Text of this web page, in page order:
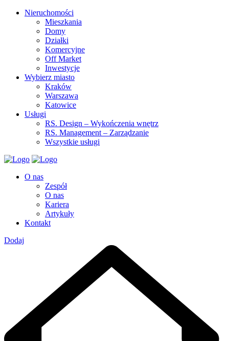
Nieruchomości
Mieszkania
Domy
Działki
Komercyjne
Off Market
Inwestycje
Wybierz miasto
Kraków
Warszawa
Katowice
Usługi
RS. Design – Wykończenia wnętrz
RS. Management – Zarządzanie
Wszystkie usługi
O nas
Zespół
O nas
Kariera
Artykuły
Kontakt
Dodaj